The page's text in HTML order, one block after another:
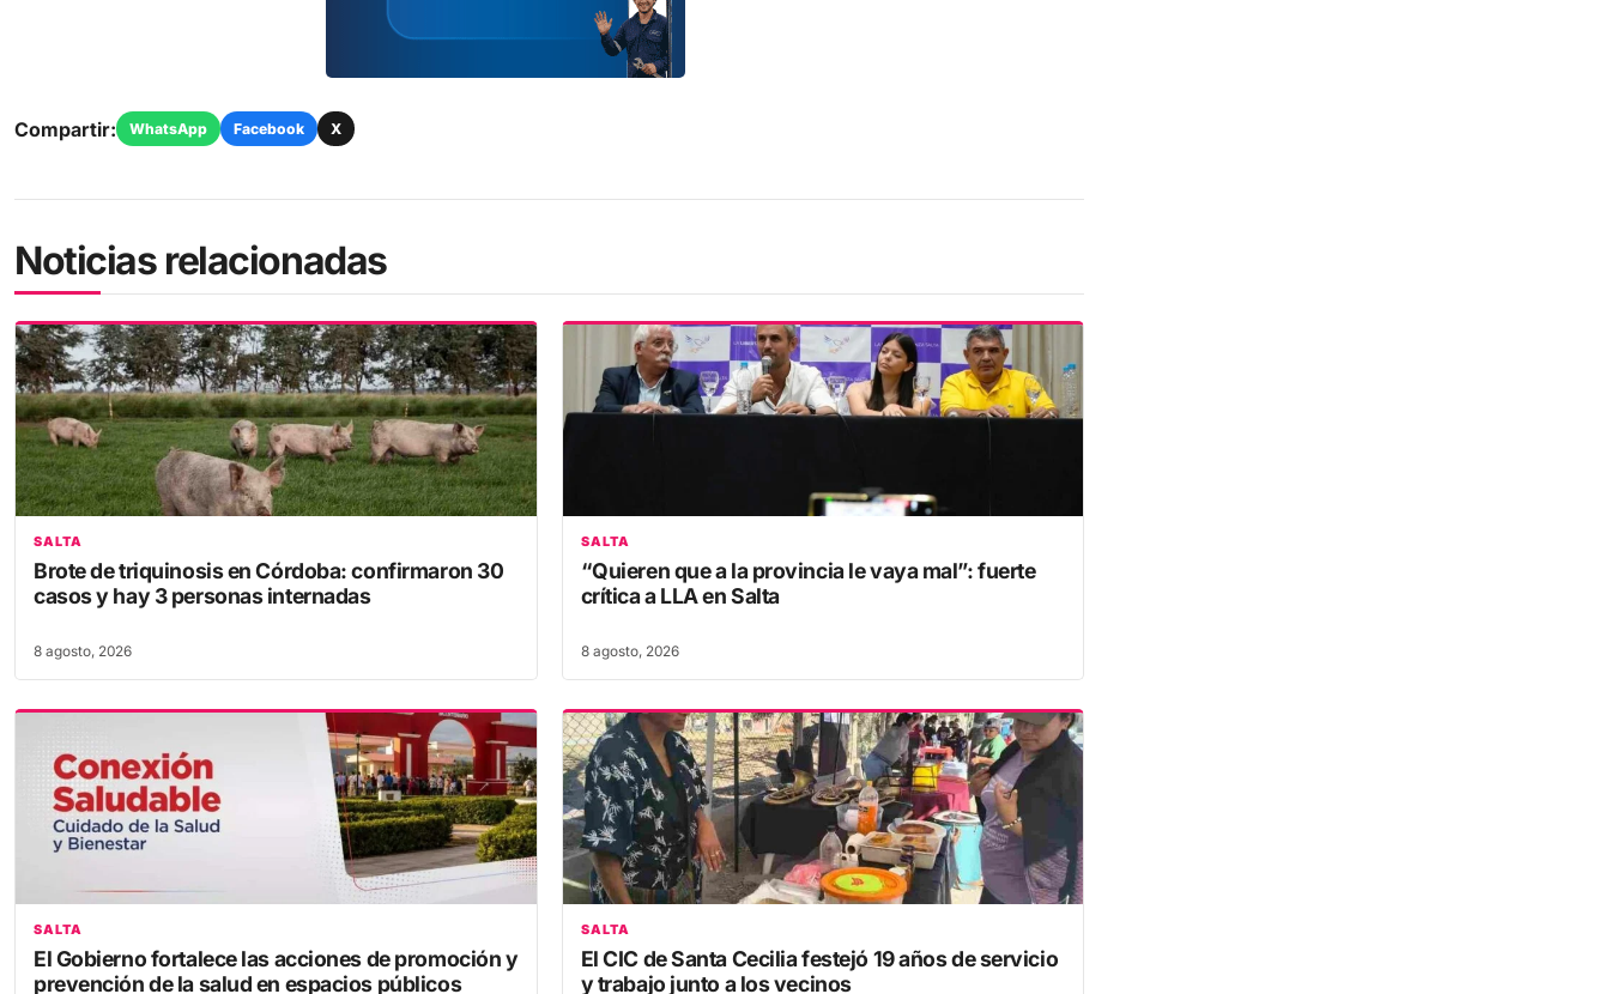
Compartir: WhatsApp Facebook X
Noticias relacionadas
SALTA
Brote de triquinosis en Córdoba: confirmaron 30
casos y hay 3 personas internadas
8 agosto, 2026
SALTA
“Quieren que a la provincia le vaya mal”: fuerte
crítica a LLA en Salta
8 agosto, 2026
SALTA
El Gobierno fortalece las acciones de promoción y
prevención de la salud en espacios públicos
SALTA
El CIC de Santa Cecilia festejó 19 años de servicio
y trabajo junto a los vecinos